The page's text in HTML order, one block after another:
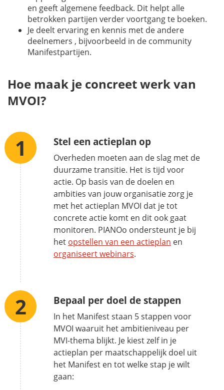
en geeft algemene feedback. Dit helpt alle
betrokken partijen verder voortgang te boeken.
Je deelt ervaring en kennis met de andere
deelnemers , bijvoorbeeld in de community
Manifestpartijen.
Hoe maak je concreet werk van
MVOI?
Stel een actieplan op
Overheden moeten aan de slag met de
duurzame transitie. Het is tijd voor
actie. Op basis van de doelen en
ambities van jouw organisatie zorg je
met het actieplan MVOI dat je tot
concrete actie komt en dit ook gaat
monitoren. PIANOo ondersteunt je bij
het opstellen van een actieplan en
organiseert webinars.
Bepaal per doel de stappen
In het Manifest staan 5 stappen voor
MVOI waaruit het ambitieniveau per
MVI-thema blijkt. Je kiest zelf in je
actieplan per maatschappelijk doel uit
het Manifest en tot welke stap je wilt
gaan: